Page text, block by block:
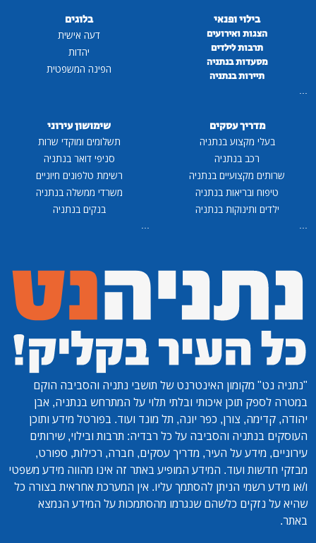
בילוי ופנאי
הצגות ואירועים
תרבות לילדים
מסעדות בנתניה
תיירות בנתניה
בלוגים
דעה אישית
יהדות
הפינה המשפטית
מדריך עסקים
בעלי מקצוע בנתניה
רכב בנתניה
שרותים מקצועיים בנתניה
טיפוח ובריאות בנתניה
ילדים ותינוקות בנתניה
שימושון עירוני
תשלומים ומוקדי שרות
סניפי דואר בנתניה
רשימת טלפונים חיוניים
משרדי ממשלה בנתניה
בנקים בנתניה
"נתניה נט" מקומון האינטרנט של תושבי נתניה והסביבה הוקם
במטרה לספק תוכן איכותי ובלתי תלוי על המתרחש בנתניה, אבן
יהודה, קדימה, צורן, כפר יונה, תל מונד ועוד. בפורטל מידע ותוכן
העוסקים בנתניה והסביבה על כל רבדיה: תרבות ובילוי, שירותים
עירוניים, מידע על העיר, מדריך עסקים, חברה, רכילות, ספורט,
מבזקי חדשות ועוד. המידע המופיע באתר זה אינו מהווה מידע משפטי
ו/או מידע רשמי הניתן להסתמך עליו. אין המערכת אחראית בצורה כל
שהיא על נזקים כלשהם שנגרמו מהסתמכות על המידע הנמצא
באתר.